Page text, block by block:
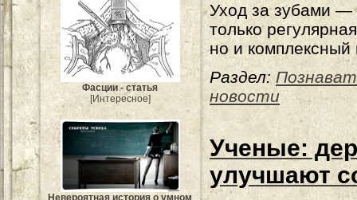
Фасции - статья
[Интересное]
Невероятная история о умном
Уход за зубами —
только
но и комплексный
Раздел:
новости
Ученые:
улучшают